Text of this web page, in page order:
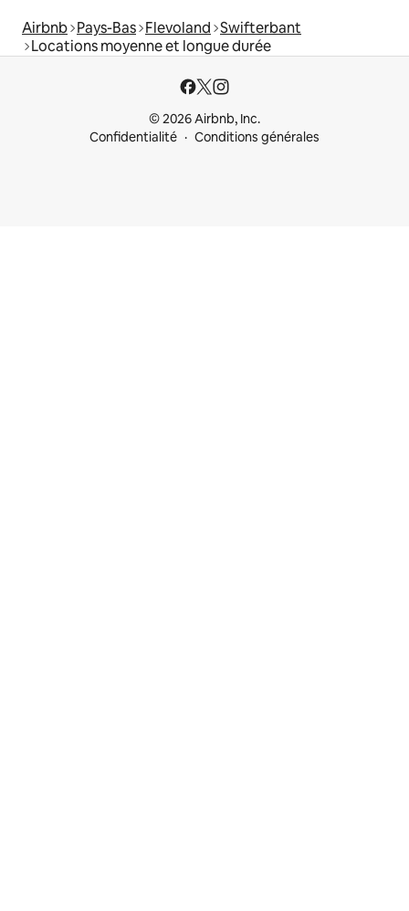
Airbnb Pays-Bas Flevoland Swifterbant
Locations moyenne et longue durée
© 2026 Airbnb, Inc.
Confidentialité
Conditions générales